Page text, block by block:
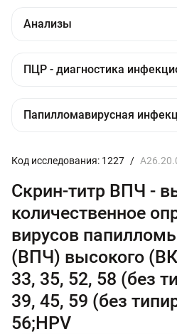
Код исследования: 1227 /
Скрин-титр ВПЧ -
количественное
вирусов
(ВПЧ) высокого
33, 35, 52, 58 (без
39, 45, 59 (без
56;HPV